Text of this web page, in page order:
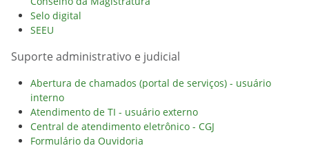
Selo digital
SEEU
Suporte administrativo e judicial
Abertura de chamados (portal de serviços) - usuário
interno
Atendimento de TI - usuário externo
Central de atendimento eletrônico - CGJ
Formulário da Ouvidoria